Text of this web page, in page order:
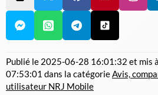
Publié le 2025-06-28 16:01:32 et mis
07:53:01 dans la catégorieAvis,
utilisateur NRJ Mobile